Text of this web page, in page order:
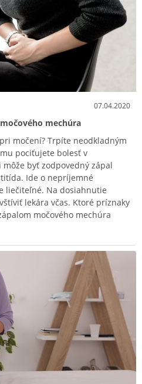
07.04.2020
mechúra
močení? Trpíte neodkladným
pociťujete bolesť v
môže byť zodpovedný zápal
Ide o nepríjemné
liečiteľné. Na dosiahnutie
lekára včas. Ktoré príznaky
močového mechúra